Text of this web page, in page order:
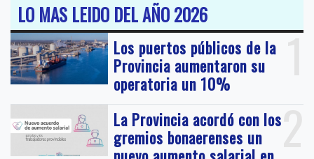
LO MAS LEIDO DEL AÑO 2026
1
Los puertos públicos de la
Provincia aumentaron su
operatoria un 10%
2
La Provincia acordó con los
gremios bonaerenses un